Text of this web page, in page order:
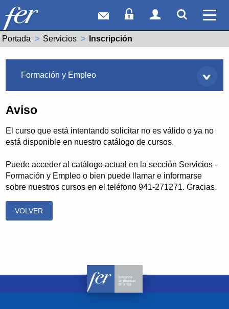
Correo webAcceso Socios
Acceso
Portada Servicios Actual:
Inscripción
Formación y Empleo
Aviso
El curso que está intentando solicitar no es válido o ya no
está disponible en nuestro catálogo de cursos.
Puede acceder al catálogo actual en la sección Servicios -
Formación y Empleo o bien puede llamar e informarse
sobre nuestros cursos en el teléfono 941-271271. Gracias.
VOLVER